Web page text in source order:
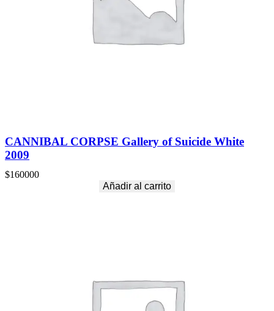
CANNIBAL CORPSE Gallery of Suicide White
2009
$160000
Añadir al carrito